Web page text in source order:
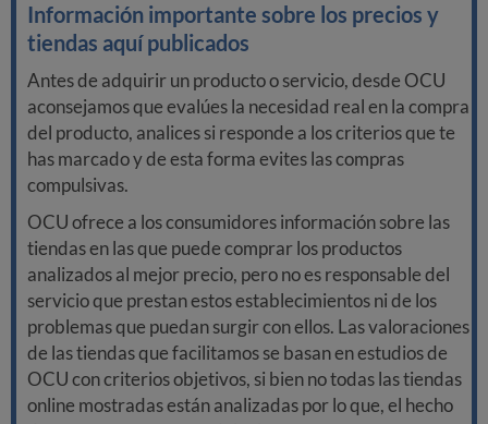
Información importante sobre los precios y
tiendas aquí publicados
Antes de adquirir un producto o servicio, desde OCU
aconsejamos que evalúes la necesidad real en la compra
del producto, analices si responde a los criterios que te
has marcado y de esta forma evites las compras
compulsivas.
OCU ofrece a los consumidores información sobre las
tiendas en las que puede comprar los productos
analizados al mejor precio, pero no es responsable del
servicio que prestan estos establecimientos ni de los
problemas que puedan surgir con ellos. Las valoraciones
de las tiendas que facilitamos se basan en estudios de
OCU con criterios objetivos, si bien no todas las tiendas
online mostradas están analizadas por lo que, el hecho